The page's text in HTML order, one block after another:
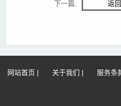
下一篇: 返
网站首页 | 关于我们 | 服务条